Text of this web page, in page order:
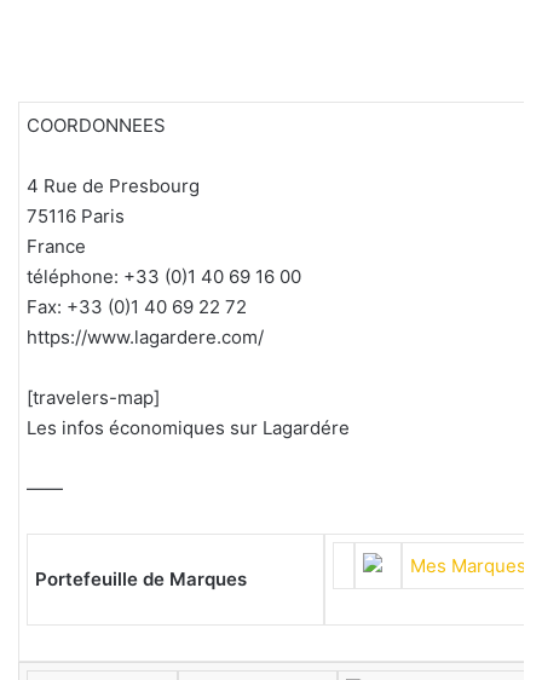
COORDONNEES
4 Rue de Presbourg
75116 Paris
France
téléphone: +33 (0)1 40 69 16 00
Fax: +33 (0)1 40 69 22 72
https://www.lagardere.com/
[travelers-map]
Les infos économiques sur Lagardére
——
Portefeuille de Marques
Mes Marques